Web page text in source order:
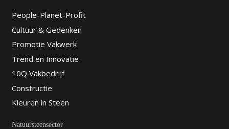
People-Planet-Profit
Cultuur & Gedenken
Promotie Vakwerk
Trend en Innovatie
10Q Vakbedrijf
Constructie
Kleuren in Steen
Natuursteensector